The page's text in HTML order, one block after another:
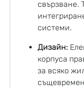
свързване.
системи.
Дизайн:
корпуса
за всяко